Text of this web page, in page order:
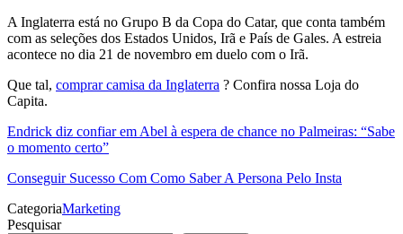
A Inglaterra está no Grupo B da Copa do Catar, que conta também
com as seleções dos Estados Unidos, Irã e País de Gales. A estreia
acontece no dia 21 de novembro em duelo com o Irã.
Que tal, comprar camisa da Inglaterra ? Confira nossa Loja do
Capita.
Endrick diz confiar em Abel à espera de chance no Palmeiras: “Sabe
o momento certo”
Conseguir Sucesso Com Como Saber A Persona Pelo Insta
CategoriaMarketing
Pesquisar